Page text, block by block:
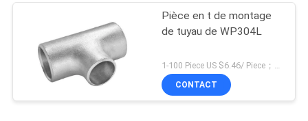
Pièce en t de montage
de tuyau de WP304L
1-100 Piece US $6.46/ Piece；>100 Pieces US $5.28/ Piece MOQ:1 morceau
CONTACT